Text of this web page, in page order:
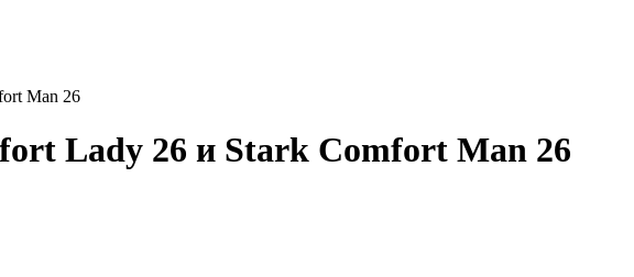
Man 26
Lady 26 и Stark Comfort Man 26